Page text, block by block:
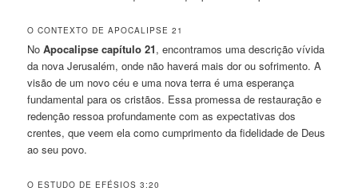
O CONTEXTO DE APOCALIPSE 21
NoApocalipse capítulo 21, encontramos uma descrição vívida
da nova Jerusalém, onde não haverá mais dor ou sofrimento. A
visão de um novo céu e uma nova terra é uma esperança
fundamental para os cristãos. Essa promessa de restauração e
redenção ressoa profundamente com as expectativas dos
crentes, que veem ela como cumprimento da fidelidade de Deus
ao seu povo.
O ESTUDO DE EFÉSIOS 3:20